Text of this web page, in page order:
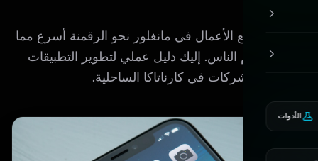
الأدوات
تسارع مجتمع الأعمال في مانغلور نحو الرقمنة أسرع مما
يدركه معظم الناس. إليك دليل عملي لتطوير التطبيقات
المحمولة للشركات في كارناتاكا الساحلية.